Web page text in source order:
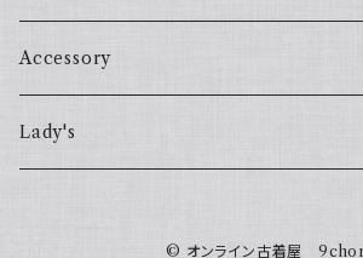
Accessory
Lady's
© オンライン古着屋